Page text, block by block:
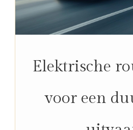
Elektrische
voor een